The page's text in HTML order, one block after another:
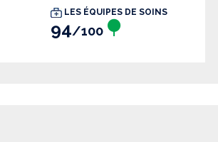
LES ÉQUIPES DE SOINS
94/100